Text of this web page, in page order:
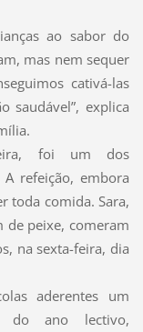
ao sabor do
mas nem sequer
cativá-las
saudável”, explica
foi um dos
A refeição, embora
toda comida. Sara,
de peixe, comeram
na sexta-feira, dia
aderentes um
do ano lectivo,